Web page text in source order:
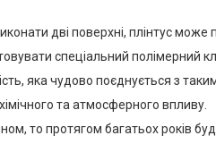
дві поверхні, плінтус може
спеціальний полімерний
яка чудово поєднується з
та атмосферного впливу.
то протягом багатьох років